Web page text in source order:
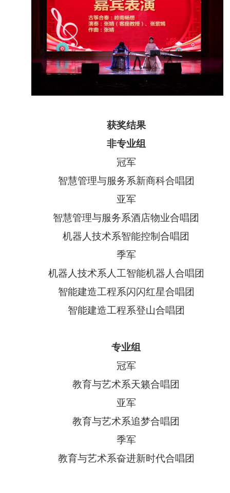
获奖结果
非专业组
冠军
智慧管理与服务系新商科合唱团
亚军
智慧管理与服务系酒店物业合唱团
机器人技术系智能控制合唱团
季军
机器人技术系人工智能机器人合唱团
智能建造工程系闪闪红星合唱团
智能建造工程系登山合唱团
专业组
冠军
教育与艺术系天籁合唱团
亚军
教育与艺术系追梦合唱团
季军
教育与艺术系奋进新时代合唱团